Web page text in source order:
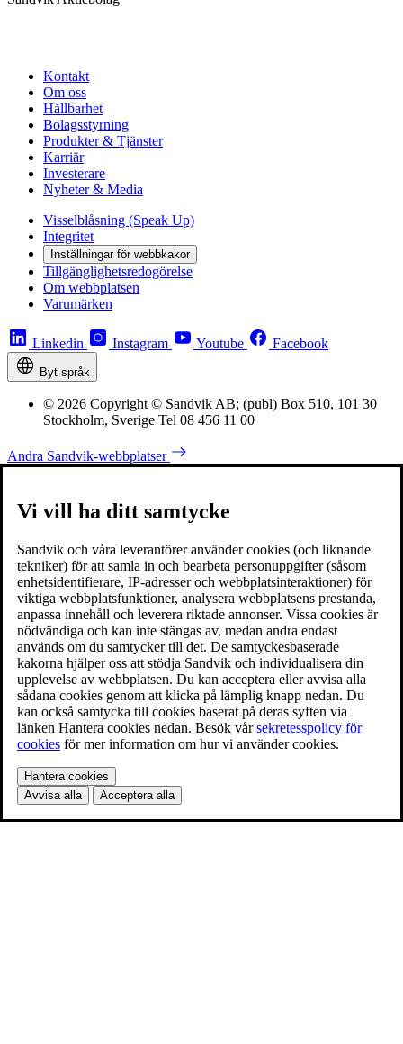
Kontakt
Om oss
Hållbarhet
Bolagsstyrning
Produkter & Tjänster
Karriär
Investerare
Nyheter & Media
Visselblåsning (Speak Up)
Integritet
Inställningar för webbkakor
Tillgänglighetsredogörelse
Om webbplatsen
Varumärken
Linkedin Instagram Youtube Facebook
Byt språk
© 2026 Copyright © Sandvik AB; (publ) Box 510, 101 30
Stockholm, Sverige Tel 08 456 11 00
Andra Sandvik-webbplatser
Vi vill ha ditt samtycke
Sandvik och våra leverantörer använder cookies (och liknande
tekniker) för att samla in och bearbeta personuppgifter (såsom
enhetsidentifierare, IP-adresser och webbplatsinteraktioner) för
viktiga webbplatsfunktioner, analysera webbplatsens prestanda,
anpassa innehåll och leverera riktade annonser. Vissa cookies är
nödvändiga och kan inte stängas av, medan andra endast
används om du samtycker till det. De samtyckesbaserade
kakorna hjälper oss att stödja Sandvik och individualisera din
upplevelse av webbplatsen. Du kan acceptera eller avvisa alla
sådana cookies genom att klicka på lämplig knapp nedan. Du
kan också samtycka till cookies baserat på deras syften via
länken Hantera cookies nedan. Besök vårsekretesspolicy för
cookies för mer information om hur vi använder cookies.
Hantera cookies
Avvisa alla
Acceptera alla